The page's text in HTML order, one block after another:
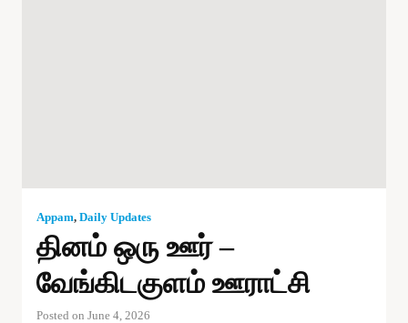
Appam, Daily Updates
தினம் ஒரு ஊர் –
வேங்கிடகுளம் ஊராட்சி
Posted on June 4, 2026